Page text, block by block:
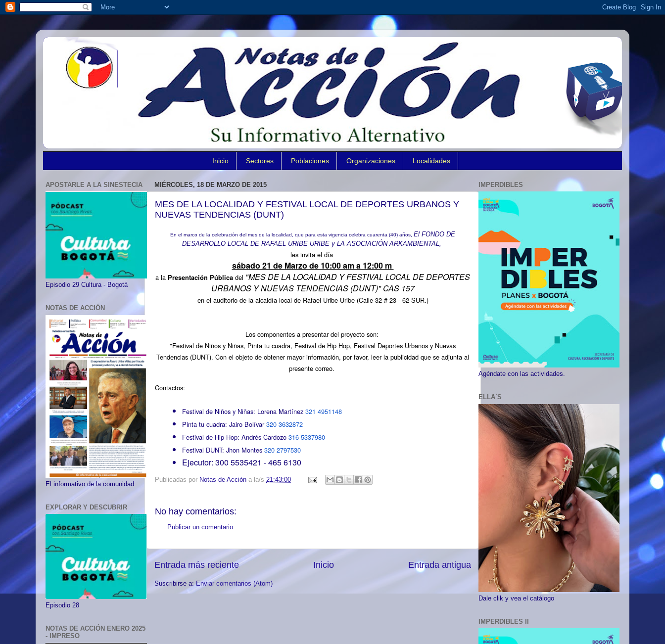
Inicio Sectores Poblaciones Organizaciones Localidades
MIÉRCOLES, 18 DE MARZO DE 2015
MES DE LA LOCALIDAD Y FESTIVAL LOCAL DE DEPORTES URBANOS Y
NUEVAS TENDENCIAS (DUNT)
En el marco de la celebración del mes de la localidad, que para esta vigencia celebra cuarenta (40) años, El FONDO DE
DESARROLLO LOCAL DE RAFAEL URIBE URIBE y LA ASOCIACIÓN ARKAMBIENTAL,
les invita el día
sábado 21 de Marzo de 10:00 am a 12:00 m
a la Presentación Pública del "MES DE LA LOCALIDAD Y FESTIVAL LOCAL DE DEPORTES
URBANOS Y NUEVAS TENDENCIAS (DUNT)" CAS 157
en el auditorio de la alcaldía local de Rafael Uribe Uribe (Calle 32 # 23 - 62 SUR.)
Los componentes a presentar del proyecto son:
"Festival de Niños y Niñas, Pinta tu cuadra, Festival de Hip Hop, Festival Deportes Urbanos y Nuevas
Tendencias (DUNT). Con el objeto de obtener mayor información, por favor, leer la publicidad que se adjunta al
presente correo.
Contactos:
Festival de Niños y Niñas: Lorena Martínez 321 4951148
Pinta tu cuadra: Jairo Bolívar320 3632872
Festival de Hip-Hop: Andrés Cardozo 316 5337980
Festival DUNT: Jhon Montes 320 2797530
Ejecutor: 300 5535421 - 465 6130
Publicadas por Notas de Acción a la/s 21:43:00
No hay comentarios:
Publicar un comentario
Entrada más reciente Entrada antigua
Inicio
Suscribirse a:Enviar comentarios (Atom)
APOSTARLE A LA SINESTECIA
Episodio 29 Cultura - Bogotá
NOTAS DE ACCIÓN
El informativo de la comunidad
EXPLORAR Y DESCUBRIR
Episodio 28
NOTAS DE ACCIÓN ENERO 2025
- IMPRESO
IMPERDIBLES
Agéndate con las actividades.
ELLA´S
Dale clik y vea el catálogo
IMPERDIBLES II